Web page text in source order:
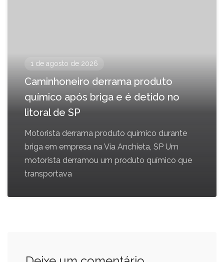
1 de agosto de 2026
Caminhoneiro derrama produto
químico após briga e é detido no
litoral de SP
Motorista derrama produto químico durante
briga em empresa na Via Anchieta, SP Um
motorista derramou um produto químico que
transportava